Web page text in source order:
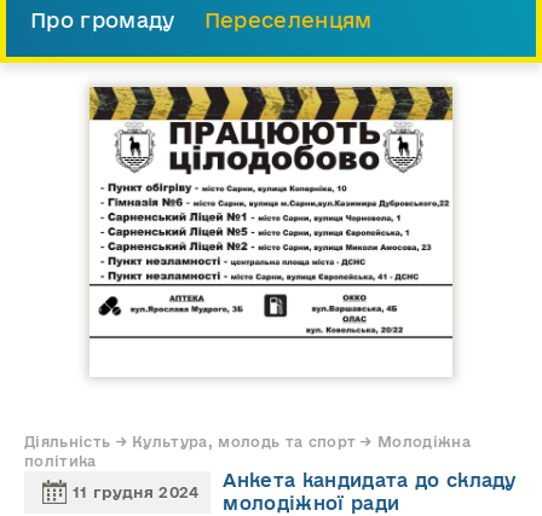
Про громаду
Переселенцям
Прес-центр
Діяльність → Культура, молодь та спорт → Молодіжна
політика
11 грудня 2024
Анкета кандидата до складу
молодіжної ради